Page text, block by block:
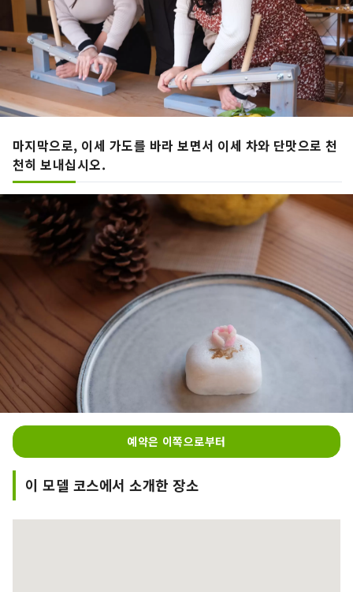
마지막으로, 이세 가도를 바라 보면서 이세 차와 단맛으로 천
천히 보내십시오.
예약은 이쪽으로부터
이 모델 코스에서 소개한 장소